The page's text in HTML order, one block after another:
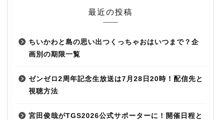
最近の投稿
ちいかわと島の思い出つくっちゃおはいつまで？企
画別の期限一覧
ゼンゼロ2周年記念生放送は7月28日20時！配信先と
視聴方法
宮田俊哉がTGS2026公式サポーターに！開催日程と